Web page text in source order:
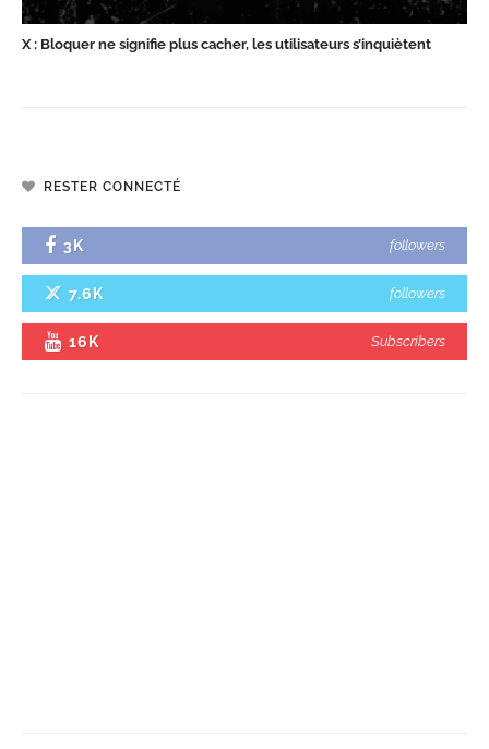
X : Bloquer ne signifie plus cacher, les utilisateurs s’inquiètent
RESTER CONNECTÉ
3K followers
7.6K followers
16K Subscribers